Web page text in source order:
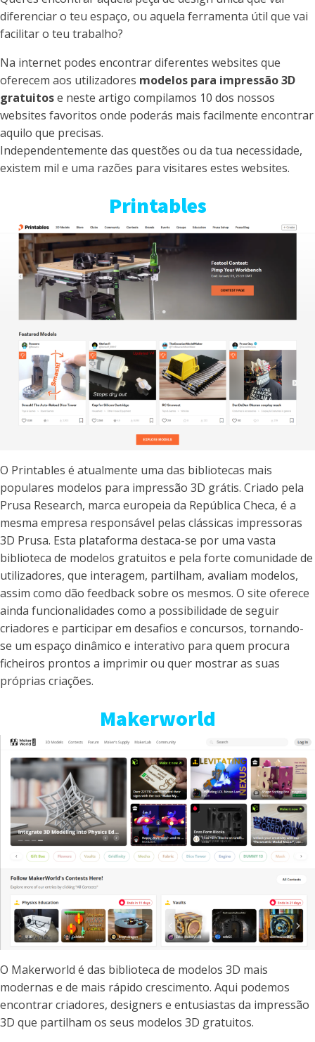
diferenciar o teu espaço, ou aquela ferramenta útil que vai
facilitar o teu trabalho?
Na internet podes encontrar diferentes websites que
oferecem aos utilizadores modelos para impressão 3D
gratuitose neste artigo compilamos 10 dos nossos
websites favoritos onde poderás mais facilmente encontrar
aquilo que precisas.
Independentemente das questões ou da tua necessidade,
existem mil e uma razões para visitares estes websites.
Printables
O Printables é atualmente uma das bibliotecas mais
populares modelos para impressão 3D grátis. Criado pela
Prusa Research, marca europeia da República Checa, é a
mesma empresa responsável pelas clássicas impressoras
3D Prusa. Esta plataforma destaca-se por uma vasta
biblioteca de modelos gratuitos e pela forte comunidade de
utilizadores, que interagem, partilham, avaliam modelos,
assim como dão feedback sobre os mesmos. O site oferece
ainda funcionalidades como a possibilidade de seguir
criadores e participar em desafios e concursos, tornando-
se um espaço dinâmico e interativo para quem procura
ficheiros prontos a imprimir ou quer mostrar as suas
próprias criações.
Makerworld
O Makerworld é das biblioteca de modelos 3D mais
modernas e de mais rápido crescimento. Aqui podemos
encontrar criadores, designers e entusiastas da impressão
3D que partilham os seus modelos 3D gratuitos.